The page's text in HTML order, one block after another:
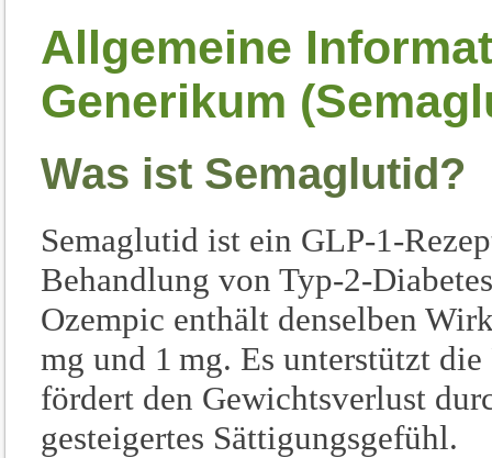
Allgemeine
Generikum
Was ist Semaglutid?
Semaglutid ist ein GLP-1-
Behandlung von Typ-2-
Ozempic enthält denselben
mg und 1 mg. Es unterstützt
fördert den Gewichtsverlust
gesteigertes Sättigungsgefühl.